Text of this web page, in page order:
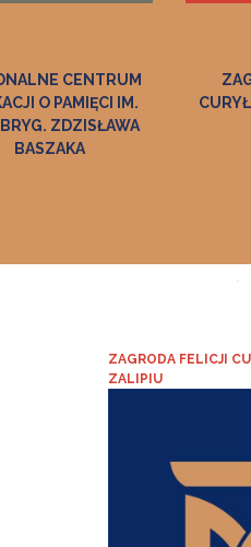
CENTRUM
O PAMIĘCI IM.
ZDZISŁAWA
BASZAKA
ZAGRODA FELICJI
ZALIPIU